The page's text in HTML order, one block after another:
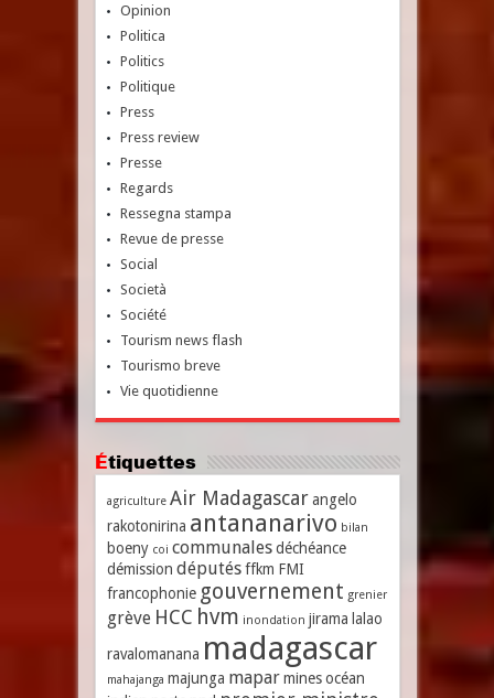
Opinion
Politica
Politics
Politique
Press
Press review
Presse
Regards
Ressegna stampa
Revue de presse
Social
Società
Société
Tourism news flash
Tourismo breve
Vie quotidienne
Étiquettes
agriculture Air Madagascar angelo
rakotonirina antananarivo bilan
boeny coi communales déchéance
démission députés ffkm FMI
francophonie gouvernement grenier
grève HCC hvm inondation jirama lalao
ravalomanana madagascar
mahajanga majunga mapar mines océan